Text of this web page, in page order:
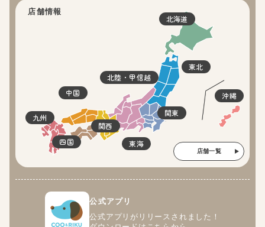
店舗情報
北海道
東北
関東
北陸・甲信越
東海
関西
四国
中国
九州
沖縄
店舗一覧
公式アプリ
公式アプリがリリースされました！